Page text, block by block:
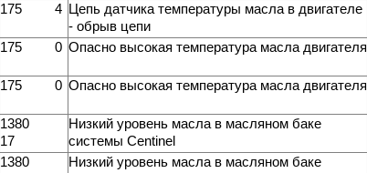
175 4 Цепь датчика температуры масла в двигателе
- обрыв цепи
175 0 Опасно высокая температура масла двигателя
175 0 Опасно высокая температура масла двигателя
1380
17
Низкий уровень масла в масляном баке
системы Centinel
1380
Низкий уровень масла в масляном баке